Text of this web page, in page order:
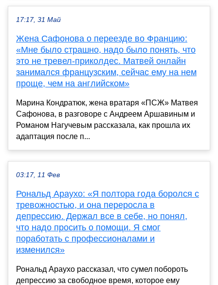
17:17, 31 Май
Жена Сафонова о переезде во Францию:
«Мне было страшно, надо было понять, что
это не тревел-приколдес. Матвей онлайн
занимался французским, сейчас ему на нем
проще, чем на английском»
Марина Кондратюк, жена вратаря «ПСЖ» Матвея
Сафонова, в разговоре с Андреем Аршавиным и
Романом Нагучевым рассказала, как прошла их
адаптация после п...
03:17, 11 Фев
Рональд Араухо: «Я полтора года боролся с
тревожностью, и она переросла в
депрессию. Держал все в себе, но понял,
что надо просить о помощи. Я смог
поработать с профессионалами и
изменился»
Рональд Араухо рассказал, что сумел побороть
депрессию за свободное время, которое ему